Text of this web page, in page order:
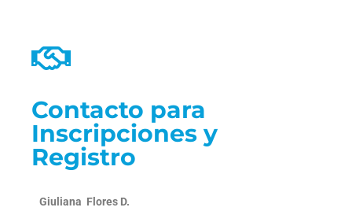
Contacto para
Inscripciones y
Registro
Giuliana Flores D.